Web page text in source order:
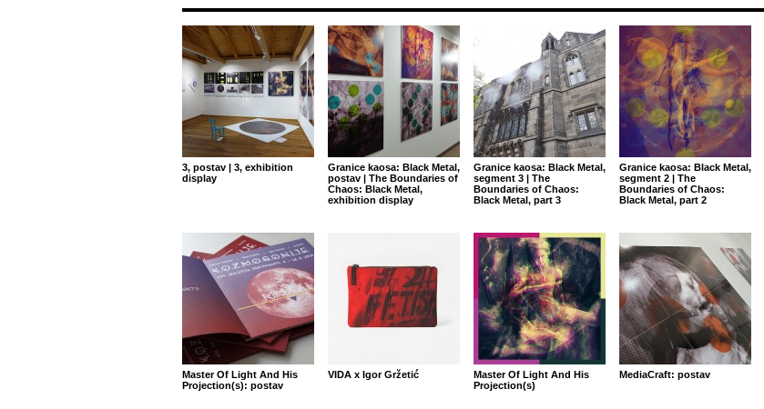
3, postav | 3, exhibition
display
Granice kaosa: Black Metal,
postav | The Boundaries of
Chaos: Black Metal,
exhibition display
Granice kaosa: Black Metal,
segment 3 | The
Boundaries of Chaos:
Black Metal, part 3
Granice kaosa: Black Metal,
segment 2 | The
Boundaries of Chaos:
Black Metal, part 2
Master Of Light And His
Projection(s): postav
VIDA x Igor Gržetić
Master Of Light And His
Projection(s)
MediaCraft: postav